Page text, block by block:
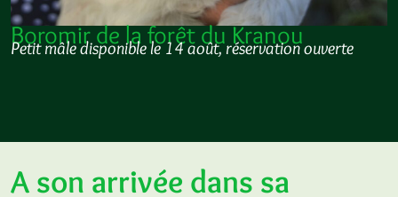
Boromir de la forêt du Kranou
Petit mâle disponible le 14 août, réservation ouverte
A son arrivée dans sa